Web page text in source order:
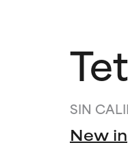
SIN
New